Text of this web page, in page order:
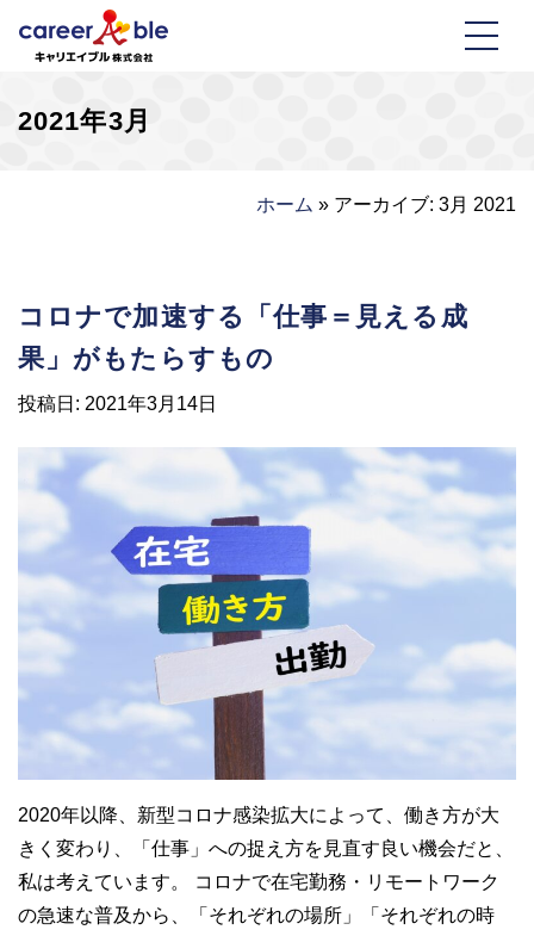
2021年3月
ホーム » アーカイブ: 3月 2021
2021年3月
コロナで加速する「仕事＝見える成
果」がもたらすもの
投稿日: 2021年3月14日
2020年以降、新型コロナ感染拡大によって、働き方が大
きく変わり、「仕事」への捉え方を見直す良い機会だと、
私は考えています。 コロナで在宅勤務・リモートワーク
の急速な普及から、「それぞれの場所」「それぞれの時